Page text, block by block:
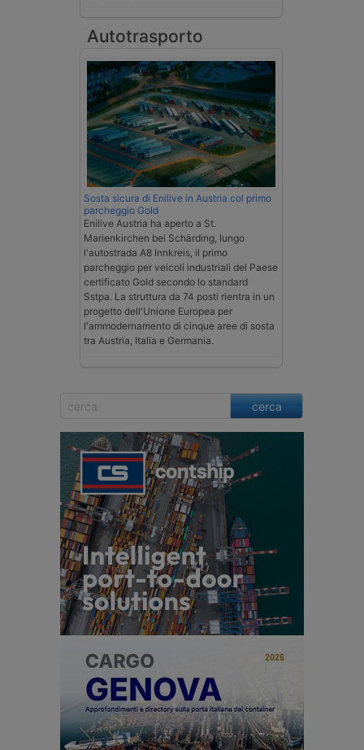
Autotrasporto
Sosta sicura di Enilive in Austria col primo
parcheggio Gold
Enilive Austria ha aperto a St.
Marienkirchen bei Schärding, lungo
l'autostrada A8 Innkreis, il primo
parcheggio per veicoli industriali del Paese
certificato Gold secondo lo standard
Sstpa. La struttura da 74 posti rientra in un
progetto dell'Unione Europea per
l'ammodernamento di cinque aree di sosta
tra Austria, Italia e Germania.
cerca